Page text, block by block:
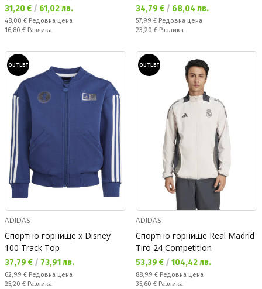
Текуща цена:
31,20 € / 61,02 лв.
Редовна цена:
48,00 € Редовна цена
Спестявате:
16,80 € Разлика
Текуща цена:
34,79 € / 68,04 лв.
Редовна цена:
57,99 € Редовна цена
Спестявате:
23,20 € Разлика
OUTLET
ADIDAS
Спортно горнище x Disney
100 Track Top
Текуща цена:
37,79 € / 73,91 лв.
Редовна цена:
62,99 € Редовна цена
Спестявате:
25,20 € Разлика
OUTLET
ADIDAS
Спортно горнище Real Madrid
Tiro 24 Competition
Текуща цена:
53,39 € / 104,42 лв.
Редовна цена:
88,99 € Редовна цена
Спестявате:
35,60 € Разлика